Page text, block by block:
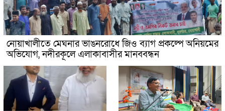
নোয়াখালীতে মেঘনার ভাঙনরোধে জিও ব্যাগ প্রকল্পে অনিয়মের
অভিযোগ, নদীরকূলে এলাকাবাসীর মানববন্ধন